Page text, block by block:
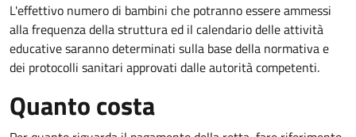
L'effettivo numero di bambini che potranno essere ammessi
alla frequenza della struttura ed il calendario delle attività
educative saranno determinati sulla base della normativa e
dei protocolli sanitari approvati dalle autorità competenti.
Quanto costa